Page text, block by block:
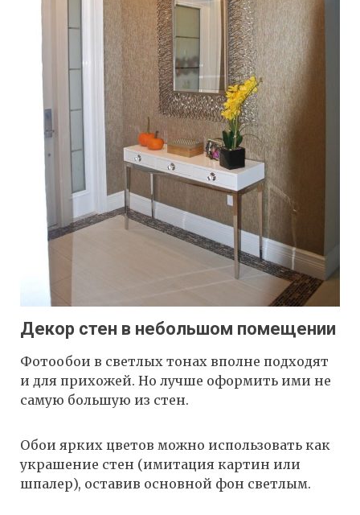
Декор стен в небольшом помещении
Фотообои в светлых тонах вполне подходят
и для прихожей. Но лучше оформить ими не
самую большую из стен.
Обои ярких цветов можно использовать как
украшение стен (имитация картин или
шпалер), оставив основной фон светлым.